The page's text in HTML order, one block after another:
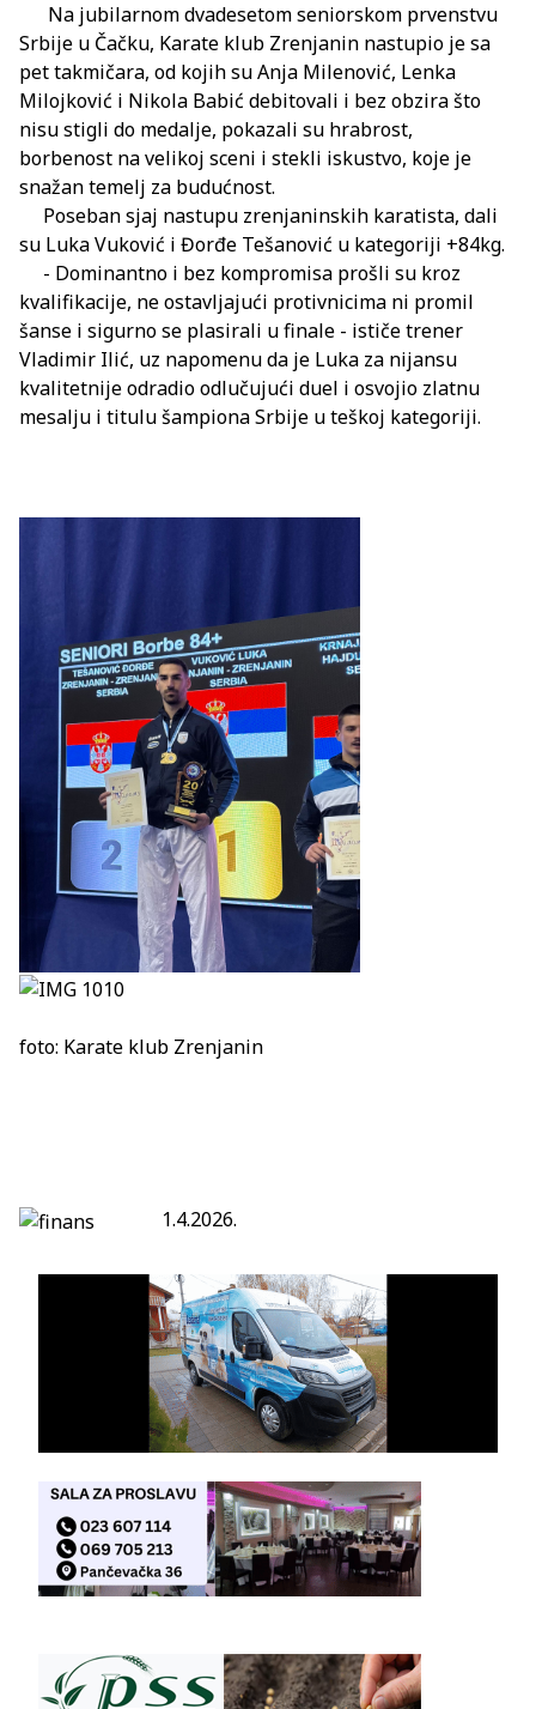
Na jubilarnom dvadesetom seniorskom prvenstvu
Srbije u Čačku, Karate klub Zrenjanin nastupio je sa
pet takmičara, od kojih su Anja Milenović, Lenka
Milojković i Nikola Babić debitovali i bez obzira što
nisu stigli do medalje, pokazali su hrabrost,
borbenost na velikoj sceni i stekli iskustvo, koje je
snažan temelj za budućnost.
Poseban sjaj nastupu zrenjaninskih karatista, dali
su Luka Vuković i Đorđe Tešanović u kategoriji +84kg.
- Dominantno i bez kompromisa prošli su kroz
kvalifikacije, ne ostavljajući protivnicima ni promil
šanse i sigurno se plasirali u finale - ističe trener
Vladimir Ilić, uz napomenu da je Luka za nijansu
kvalitetnije odradio odlučujući duel i osvojio zlatnu
mesalju i titulu šampiona Srbije u teškoj kategoriji.
foto: Karate klub Zrenjanin
1.4.2026.